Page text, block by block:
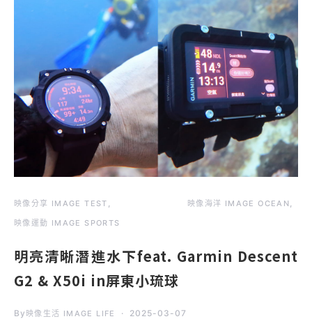
映像分享 IMAGE TEST
映像海洋 IMAGE OCEAN
映像運動 IMAGE SPORTS
明亮清晰潛進水下feat. Garmin Descent
G2 & X50i in屏東小琉球
By 映像生活 IMAGE LIFE 2025-03-07